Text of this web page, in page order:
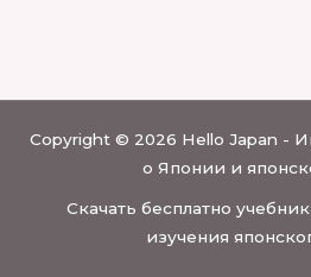
Copyright © 2026 Hello Japan -
о Японии и
Скачать бесплатно
изучения